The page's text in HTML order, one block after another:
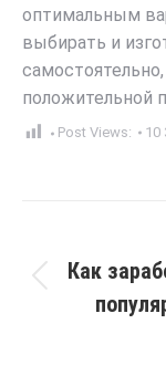
оптимальным
выбирать и
положительной
Post Views: 10
Как